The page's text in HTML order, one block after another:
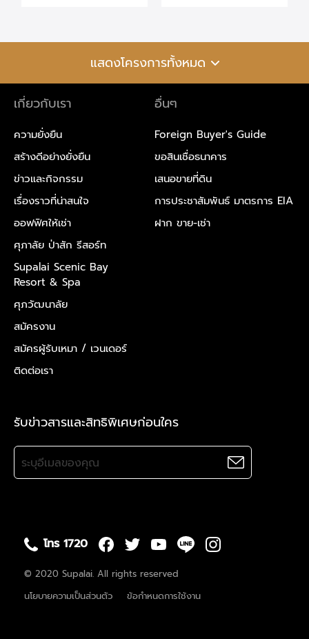
แสดงโครงการทั้งหมด
เกี่ยวกับเรา
ความยั่งยืน
สร้างดีอย่างยั่งยืน
ข่าวและกิจกรรม
เรื่องราวที่น่าสนใจ
ออฟฟิศให้เช่า
ศุภาลัย ป่าสัก รีสอร์ท
Supalai Scenic Bay
Resort & Spa
ศุภวัฒนาลัย
สมัครงาน
สมัครผู้รับเหมา / เวนเดอร์
ติดต่อเรา
อื่นๆ
Foreign Buyer's Guide
ขอสินเชื่อธนาคาร
เสนอขายที่ดิน
การประชาสัมพันธ์ มาตรการ EIA
ฝาก ขาย-เช่า
รับข่าวสารและสิทธิพิเศษก่อนใคร
โทร 1720
© 2020 Supalai. All rights reserved
นโยบายความเป็นส่วนตัว
ข้อกำหนดการใช้งาน